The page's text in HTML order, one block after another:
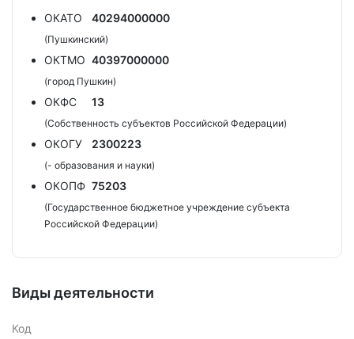
ОКАТО
40294000000
(Пушкинский)
ОКТМО 40397000000
(город Пушкин)
ОКФС 13
(Собственность субъектов Российской Федерации)
ОКОГУ 2300223
(- образования и науки)
ОКОПФ 75203
(Государственное бюджетное учреждение субъекта
Российской Федерации)
Виды деятельности
Код